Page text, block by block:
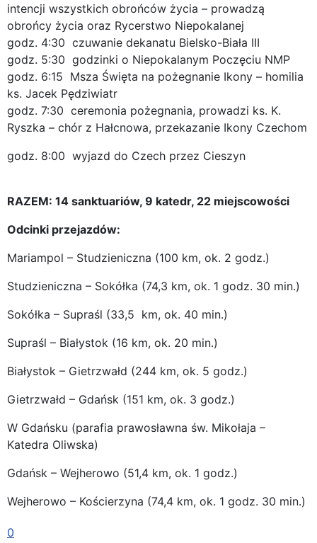
intencji wszystkich obrońców życia – prowadzą
obrońcy życia oraz Rycerstwo Niepokalanej
godz. 4:30 czuwanie dekanatu Bielsko-Biała III
godz. 5:30 godzinki o Niepokalanym Poczęciu NMP
godz. 6:15 Msza Święta na pożegnanie Ikony – homilia
ks. Jacek Pędziwiatr
godz. 7:30 ceremonia pożegnania, prowadzi ks. K.
Ryszka – chór z Hałcnowa, przekazanie Ikony Czechom
godz. 8:00 wyjazd do Czech przez Cieszyn
RAZEM: 14 sanktuariów, 9 katedr, 22 miejscowości
Odcinki przejazdów:
Mariampol – Studzieniczna (100 km, ok. 2 godz.)
Studzieniczna – Sokółka (74,3 km, ok. 1 godz. 30 min.)
Sokółka – Supraśl (33,5 km, ok. 40 min.)
Supraśl – Białystok (16 km, ok. 20 min.)
Białystok – Gietrzwałd (244 km, ok. 5 godz.)
Gietrzwałd – Gdańsk (151 km, ok. 3 godz.)
W Gdańsku (parafia prawosławna św. Mikołaja –
Katedra Oliwska)
Gdańsk – Wejherowo (51,4 km, ok. 1 godz.)
Wejherowo – Kościerzyna (74,4 km, ok. 1 godz. 30 min.)
Kościerzyna – Szczecin (309 km, ok. 6 godz.)
0